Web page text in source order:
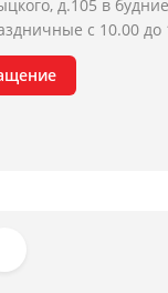
д.105 в
с 10.00 до